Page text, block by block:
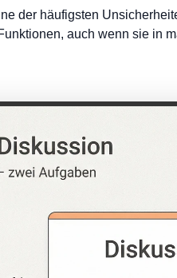
der häufigsten
auch wenn sie in